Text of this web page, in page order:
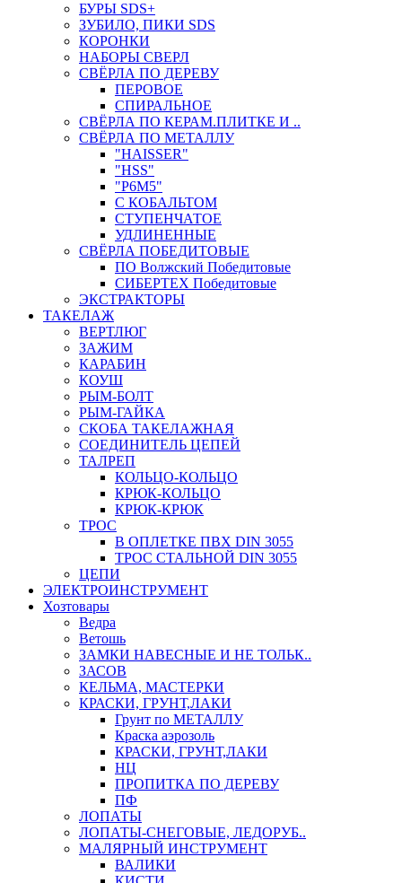
БУРЫ SDS+
ЗУБИЛО, ПИКИ SDS
КОРОНКИ
НАБОРЫ СВЕРЛ
СВЁРЛА ПО ДЕРЕВУ
ПЕРОВОЕ
СПИРАЛЬНОЕ
СВЁРЛА ПО КЕРАМ.ПЛИТКЕ И ..
СВЁРЛА ПО МЕТАЛЛУ
"HAISSER"
"HSS"
"Р6М5"
С КОБАЛЬТОМ
СТУПЕНЧАТОЕ
УДЛИНЕННЫЕ
СВЁРЛА ПОБЕДИТОВЫЕ
ПО Волжский Победитовые
СИБЕРТЕХ Победитовые
ЭКСТРАКТОРЫ
ТАКЕЛАЖ
ВЕРТЛЮГ
ЗАЖИМ
КАРАБИН
КОУШ
РЫМ-БОЛТ
РЫМ-ГАЙКА
СКОБА ТАКЕЛАЖНАЯ
СОЕДИНИТЕЛЬ ЦЕПЕЙ
ТАЛРЕП
КОЛЬЦО-КОЛЬЦО
КРЮК-КОЛЬЦО
КРЮК-КРЮК
ТРОС
В ОПЛЕТКЕ ПВХ DIN 3055
ТРОС СТАЛЬНОЙ DIN 3055
ЦЕПИ
ЭЛЕКТРОИНСТРУМЕНТ
Хозтовары
Ведра
Ветошь
ЗАМКИ НАВЕСНЫЕ И НЕ ТОЛЬК..
ЗАСОВ
КЕЛЬМА, МАСТЕРКИ
КРАСКИ, ГРУНТ,ЛАКИ
Грунт по МЕТАЛЛУ
Краска аэрозоль
КРАСКИ, ГРУНТ,ЛАКИ
НЦ
ПРОПИТКА ПО ДЕРЕВУ
ПФ
ЛОПАТЫ
ЛОПАТЫ-СНЕГОВЫЕ, ЛЕДОРУБ..
МАЛЯРНЫЙ ИНСТРУМЕНТ
ВАЛИКИ